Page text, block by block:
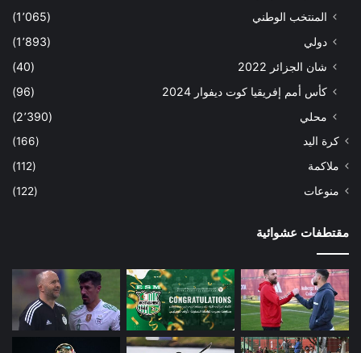
المنتخب الوطني
(1٬065)
دولي
(1٬893)
شان الجزائر 2022
(40)
كأس أمم إفريقيا كوت ديفوار 2024
(96)
محلي
(2٬390)
كرة اليد
(166)
ملاكمة
(112)
منوعات
(122)
مقتطفات عشوائية